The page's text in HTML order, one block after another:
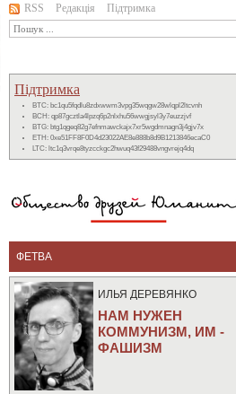
RSS Редакція Підтримка
Підтримка
BTC: bc1qu5fqdlu8zdxwwm3vpg35wqgw28wlqpl2ltcvnh
BCH: qp87gcztla4lpzq6p2nlxhu56wwgjsyl3y7euzzjvf
BTG: btg1qgeq82g7efnmawckajx7xr5wgdmnagn3j4gjv7x
ETH: 0xe51FF8F0D4d23022AE8e888b8d9B1213846ecaC0
LTC: ltc1q3vrqe8tyzcckgc2hwuq43f29488vngvrejq4dq
ФЕТВА
ИЛЬЯ ДЕРЕВЯНКО
НАМ НУЖЕН
КОММУНИЗМ, ИМ -
ФАШИЗМ